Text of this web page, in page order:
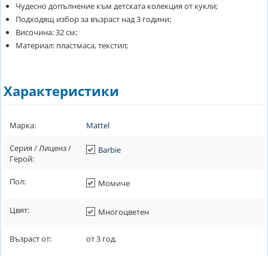
Чудесно допълнение към детската колекция от кукли;
Подходящ избор за възраст над 3 години;
Височина: 32 см;
Материал: пластмаса, текстил;
Характеристики
Марка: Mattel
Серия / Лиценз /
Герой:
Barbie
Пол: Момиче
Цвят: Многоцветен
Възраст от: от3 год.